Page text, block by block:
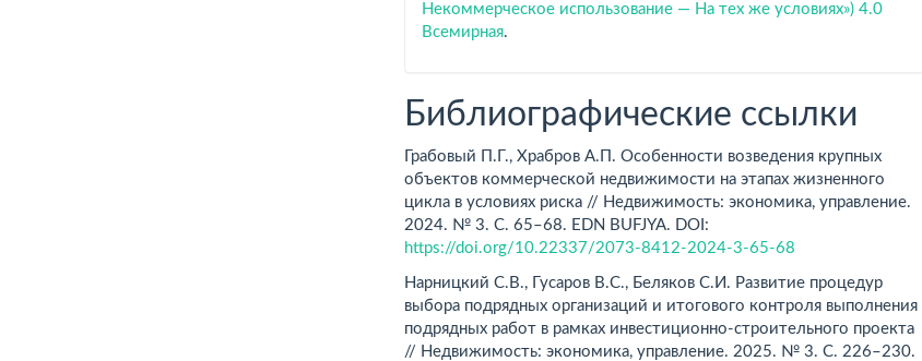
Некоммерческое использование — На тех же условиях») 4.0
Всемирная.
Библиографические ссылки
Грабовый П.Г., Храбров А.П. Особенности возведения крупных
объектов коммерческой недвижимости на этапах жизненного
цикла в условиях риска // Недвижимость: экономика, управление.
2024. № 3. С. 65–68. EDN BUFJYA. DOI:
https://doi.org/10.22337/2073-8412-2024-3-65-68
Нарницкий С.В., Гусаров В.С., Беляков С.И. Развитие процедур
выбора подрядных организаций и итогового контроля выполнения
подрядных работ в рамках инвестиционно-строительного проекта
// Недвижимость: экономика, управление. 2025. № 3. С. 226–230.